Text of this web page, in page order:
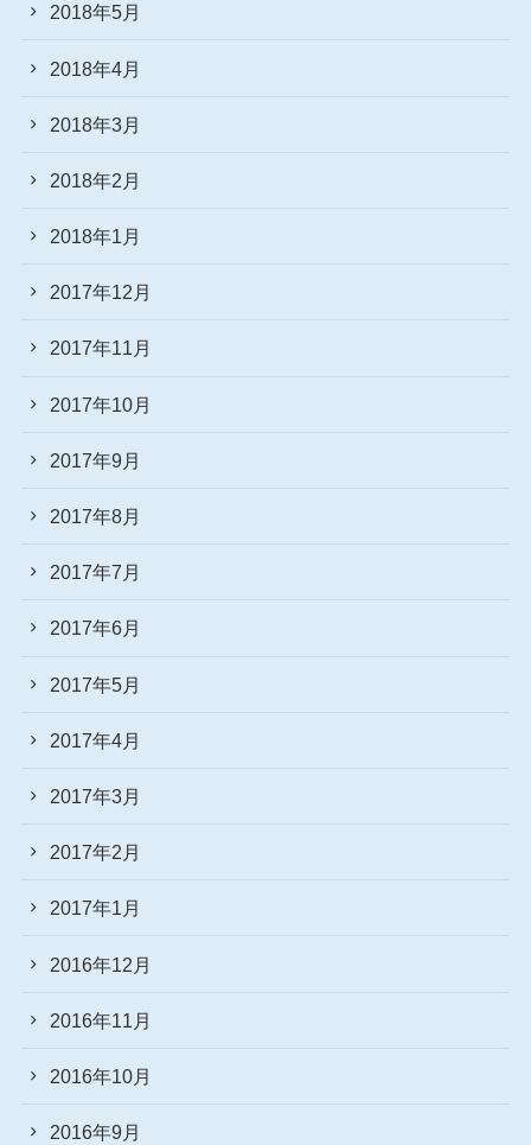
2018年5月
2018年4月
2018年3月
2018年2月
2018年1月
2017年12月
2017年11月
2017年10月
2017年9月
2017年8月
2017年7月
2017年6月
2017年5月
2017年4月
2017年3月
2017年2月
2017年1月
2016年12月
2016年11月
2016年10月
2016年9月